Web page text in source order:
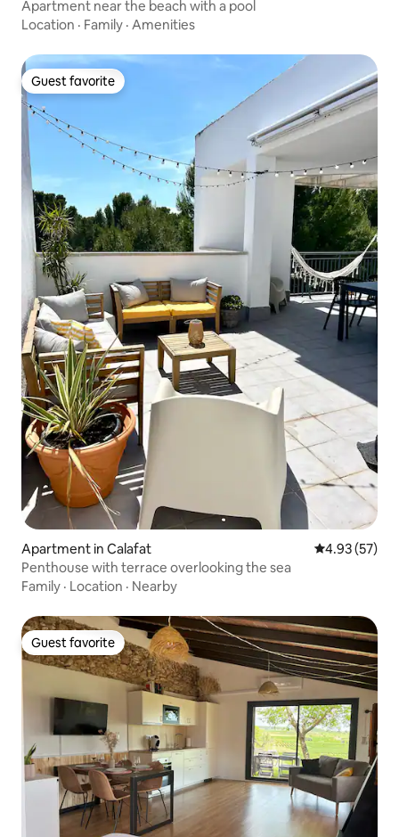
Apartment near the beach with a pool
Location · Family · Amenities
Guest favorite
Guest favorite
Apartment in Calafat 4.93 out of 5
4.93 (57)
Penthouse with terrace overlooking the sea
Family · Location · Nearby
Guest favorite
Guest favorite